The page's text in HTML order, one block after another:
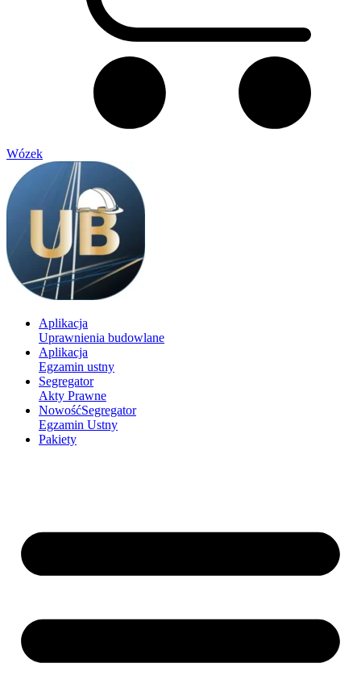
Wózek
Aplikacja
Uprawnienia budowlane
Aplikacja
Egzamin ustny
Segregator
Akty Prawne
NowośćSegregator
Egzamin Ustny
Pakiety